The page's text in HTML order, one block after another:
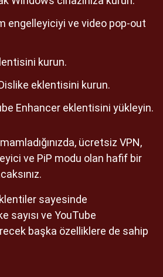
engelleyiciyi ve video pop-out
kurun.
eklentisini kurun.
Enhancer eklentisini yükleyin.
ücretsiz VPN,
ve PiP modu olan hafif bir
sayesinde
sayısı ve YouTube
başka özelliklere de sahip